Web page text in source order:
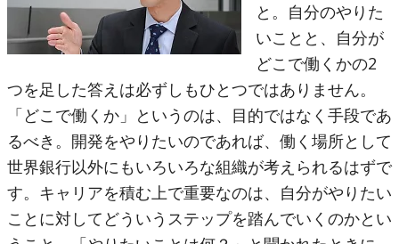
と。自分のやりた
いことと、自分が
どこで働くかの2
つを足した答えは必ずしもひとつではありません。
「どこで働くか」というのは、目的ではなく手段であ
るべき。開発をやりたいのであれば、働く場所として
世界銀行以外にもいろいろな組織が考えられるはずで
す。キャリアを積む上で重要なのは、自分がやりたい
ことに対してどういうステップを踏んでいくのかとい